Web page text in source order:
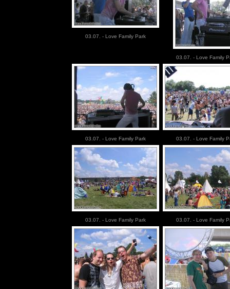
03.07. - Love Family Park
03.07. - Love Family
03.07. - Love Family Park 03.07. - Love Family
03.07. - Love Family Park 03.07. - Love Family